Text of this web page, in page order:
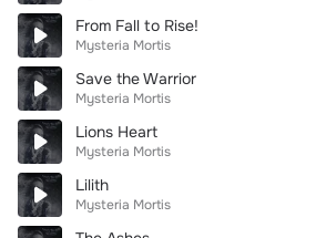
From Fall to Rise!
Mysteria Mortis
Save the Warrior
Mysteria Mortis
Lions Heart
Mysteria Mortis
Lilith
Mysteria Mortis